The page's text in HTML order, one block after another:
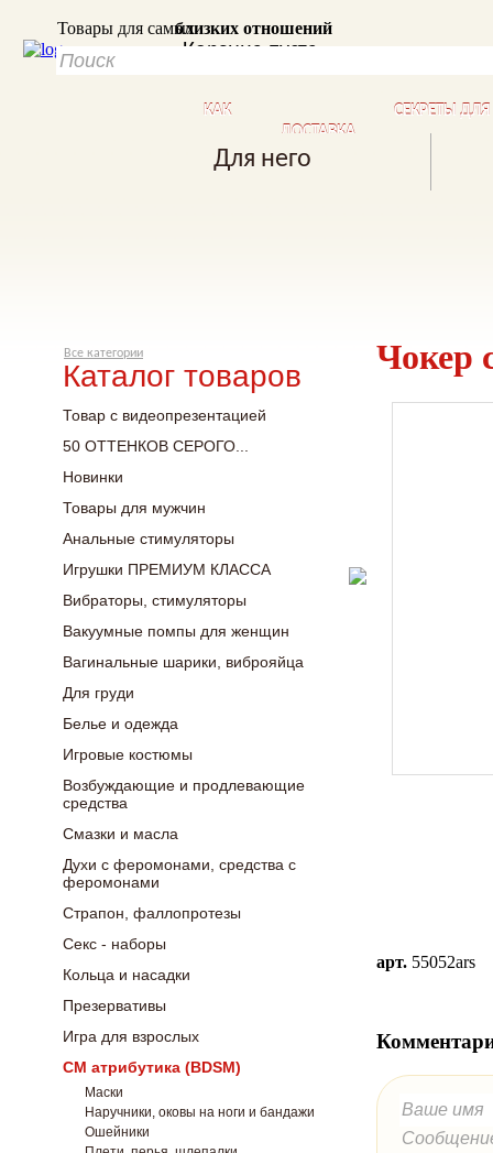
Товары для самыхблизких отношений
КАК
КУПИТЬ?
ДОСТАВКА
СЕКРЕТЫ
Для него
Корзина пуста
Все категории
Каталог товаров
Товар с видеопрезентацией
50 ОТТЕНКОВ СЕРОГО...
Новинки
Товары для мужчин
Анальные стимуляторы
Игрушки ПРЕМИУМ КЛАССА
Вибраторы, стимуляторы
Вакуумные помпы для женщин
Вагинальные шарики, виброяйца
Для груди
Белье и одежда
Игровые костюмы
Возбуждающие и продлевающие
средства
Смазки и масла
Духи с феромонами, средства с
феромонами
Страпон, фаллопротезы
Секс - наборы
Кольца и насадки
Презервативы
Игра для взрослых
СМ атрибутика (BDSM)
Маски
Наручники, оковы на ноги и бандажи
Ошейники
Чокер
арт. 55052ars